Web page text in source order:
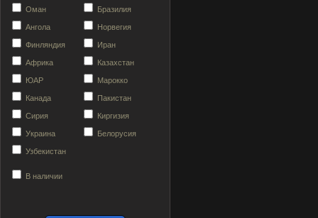
Оман Бразилия
Ангола Норвегия
Финляндия Иран
Африка Казахстан
ЮАР Марокко
Канада Пакистан
Сирия Киргизия
Украина Белорусия
Узбекистан
В наличии